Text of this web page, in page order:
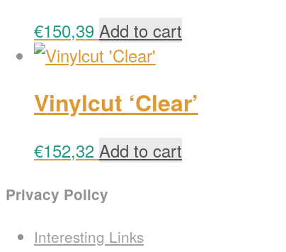
€150,39 Add to cart
Vinylcut ‘Clear’
€152,32 Add to cart
Privacy Policy
Interesting Links